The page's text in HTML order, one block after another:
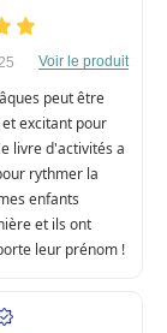
Voir le produit
peut être
excitant pour
livre d'activités a
rythmer la
enfants
et ils ont
leur prénom !